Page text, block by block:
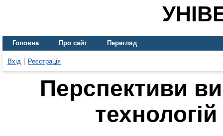
Головна Про сайт Перегляд
Вхід Реєстрація
Перспективи